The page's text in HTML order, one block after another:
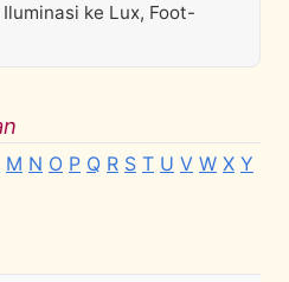
ke Lux, Foot-
M N O P Q R S T U V W X Y